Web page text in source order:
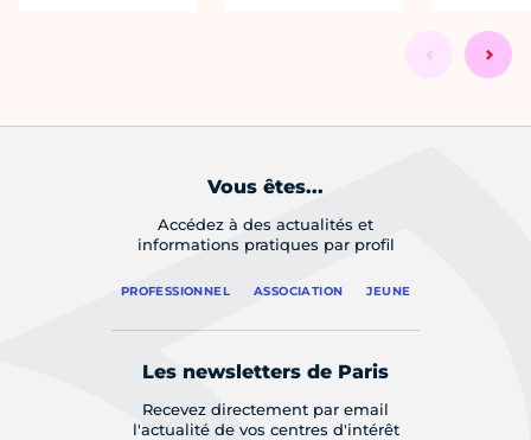
Vous êtes...
Accédez à des actualités et
informations pratiques par profil
PROFESSIONNEL ASSOCIATION JEUNE
Les newsletters de Paris
Recevez directement par email
l'actualité de vos centres d'intérêt